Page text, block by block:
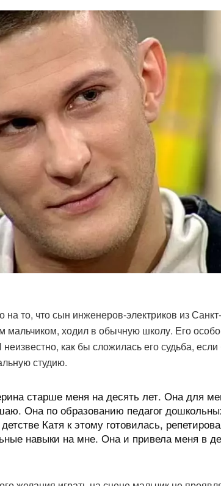
на то, что сын инженеров-электриков из
ходил в обычную школу. Его особо
неизвестно, как бы сложилась его судьба,
студию.
старше меня на десять лет. Она для
Она по образованию педагог
Катя к этому готовилась,
навыки на мне. Она и привела меня в